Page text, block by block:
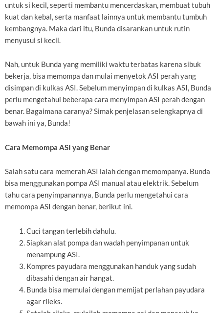
untuk si kecil, seperti membantu mencerdaskan, membuat tubuh
kuat dan kebal, serta manfaat lainnya untuk membantu tumbuh
kembangnya. Maka dari itu, Bunda disarankan untuk rutin
menyusui si kecil.
Nah, untuk Bunda yang memiliki waktu terbatas karena sibuk
bekerja, bisa memompa dan mulai menyetok ASI perah yang
disimpan di kulkas ASI. Sebelum menyimpan di kulkas ASI, Bunda
perlu mengetahui beberapa cara menyimpan ASI perah dengan
benar. Bagaimana caranya? Simak penjelasan selengkapnya di
bawah ini ya, Bunda!
Cara Memompa ASI yang Benar
Salah satu cara memerah ASI ialah dengan memompanya. Bunda
bisa menggunakan pompa ASI manual atau elektrik. Sebelum
tahu cara penyimpanannya, Bunda perlu mengetahui cara
memompa ASI dengan benar, berikut ini.
Cuci tangan terlebih dahulu.
Siapkan alat pompa dan wadah penyimpanan untuk
menampung ASI.
Kompres payudara menggunakan handuk yang sudah
dibasahi dengan air hangat.
Bunda bisa memulai dengan memijat perlahan payudara
agar rileks.